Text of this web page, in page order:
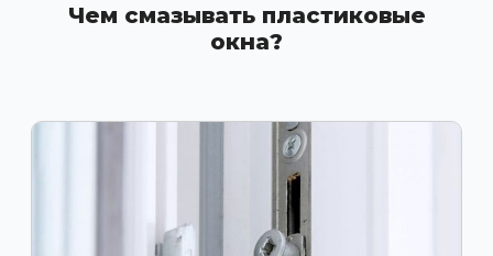
Чем смазывать пластиковые
окна?